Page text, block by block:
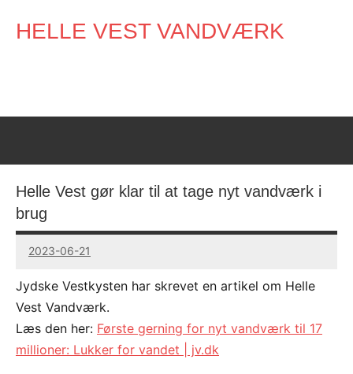
HELLE VEST VANDVÆRK
Helle Vest gør klar til at tage nyt vandværk i
brug
2023-06-21
Mads
Skydt
Jydske Vestkysten har skrevet en artikel om Helle
Vest Vandværk.
Læs den her: Første gerning for nyt vandværk til 17
millioner: Lukker for vandet | jv.dk